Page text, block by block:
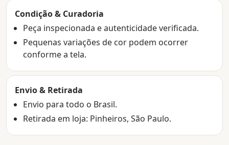
Condição & Curadoria
Peça inspecionada e autenticidade verificada.
Pequenas variações de cor podem ocorrer
conforme a tela.
Envio & Retirada
Envio para todo o Brasil.
Retirada em loja: Pinheiros, São Paulo.